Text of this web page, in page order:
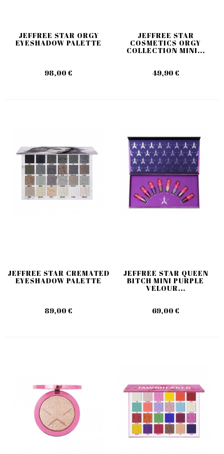
JEFFREE STAR ORGY
EYESHADOW PALETTE
98,00 €
JEFFREE STAR
COSMETICS ORGY
COLLECTION MINI...
49,90 €
JEFFREE STAR CREMATED
EYESHADOW PALETTE
89,00 €
JEFFREE STAR QUEEN
BITCH MINI PURPLE
VELOUR...
69,00 €